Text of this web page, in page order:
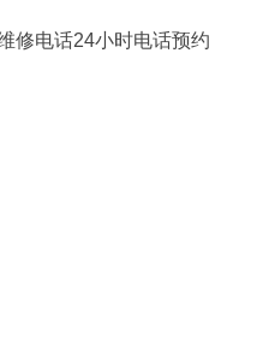
修电话24小时电话预约